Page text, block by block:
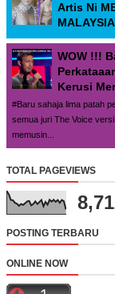
Artis Ni
WOW !!!
Kerusi
#Baru sahaja lima patah
semua juri The Voice
memusin...
TOTAL PAGEVIEWS
POSTING TERBARU
ONLINE NOW